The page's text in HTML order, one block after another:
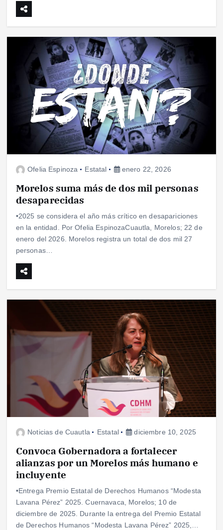
Ofelia Espinoza Estatal enero 22, 2026
Morelos suma más de dos mil personas
desaparecidas
•2025 se considera el año más crítico en desapariciones
en la entidad. Por Ofelia EspinozaCuautla, Morelos; 22 de
enero del 2026. Morelos registra un total de dos mil 27
personas…
Noticias de Cuautla Estatal diciembre 10, 2025
Convoca Gobernadora a fortalecer
alianzas por un Morelos más humano e
incluyente
•Entrega Premio Estatal de Derechos Humanos “Modesta
Lavana Pérez” 2025. Cuernavaca, Morelos; 10 de
diciembre de 2025. Durante la entrega del Premio Estatal
de Derechos Humanos “Modesta Lavana Pérez” 2025,…